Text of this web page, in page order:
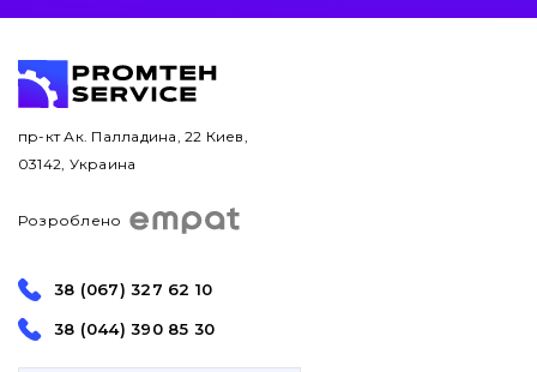
пр-кт Ак. Палладина, 22 Киев,
03142, Украина
Розроблено
38 (067) 327 62 10
38 (044) 390 85 30